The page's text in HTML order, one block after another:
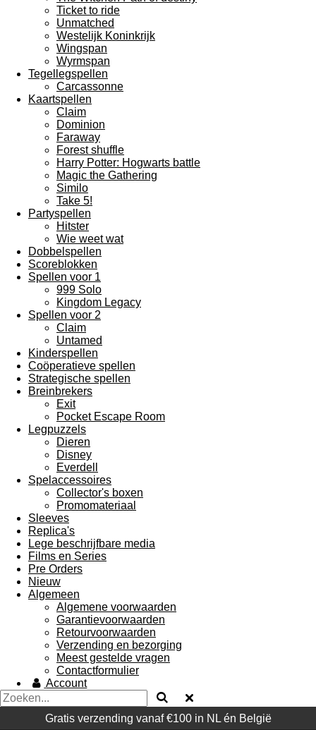
Ticket to ride
Unmatched
Westelijk Koninkrijk
Wingspan
Wyrmspan
Tegellegspellen
Carcassonne
Kaartspellen
Claim
Dominion
Faraway
Forest shuffle
Harry Potter: Hogwarts battle
Magic the Gathering
Similo
Take 5!
Partyspellen
Hitster
Wie weet wat
Dobbelspellen
Scoreblokken
Spellen voor 1
999 Solo
Kingdom Legacy
Spellen voor 2
Claim
Untamed
Kinderspellen
Coöperatieve spellen
Strategische spellen
Breinbrekers
Exit
Pocket Escape Room
Legpuzzels
Dieren
Disney
Everdell
Spelaccessoires
Collector's boxen
Promomateriaal
Sleeves
Replica's
Lege beschrijfbare media
Films en Series
Pre Orders
Nieuw
Algemeen
Algemene voorwaarden
Garantievoorwaarden
Retourvoorwaarden
Verzending en bezorging
Meest gestelde vragen
Contactformulier
Account
Gratis verzending vanaf €100 in NL én België